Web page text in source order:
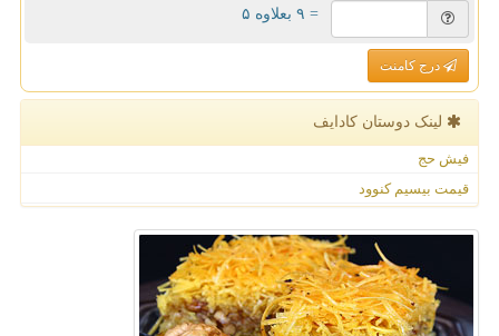
= ۹ بعلاوه ۵
درج کامنت
لینک دوستان كادایف
فیش حج
قیمت بیسیم کنوود